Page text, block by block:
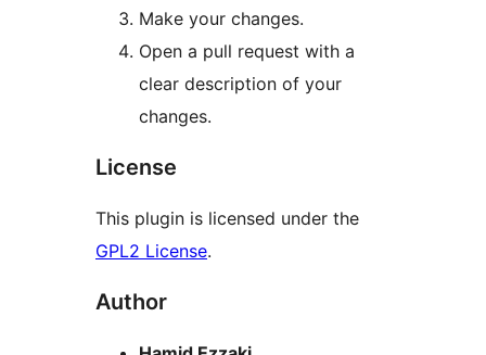
Make your changes.
Open a pull request with a
clear description of your
changes.
License
This plugin is licensed under the
GPL2 License.
Author